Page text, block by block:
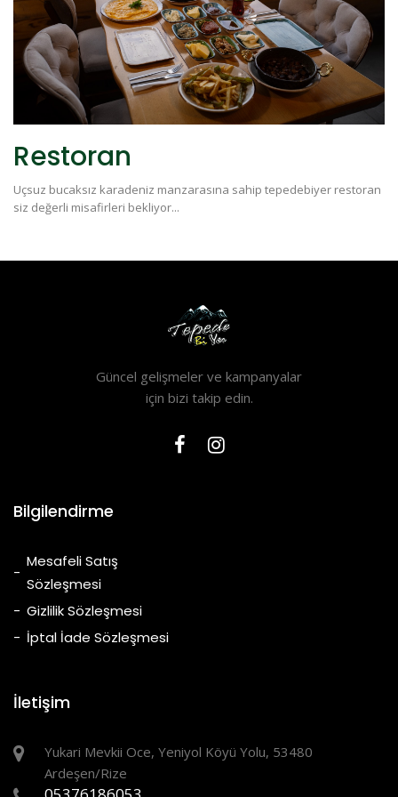
Restoran
Uçsuz bucaksız karadeniz manzarasına sahip tepedebiyer restoran
siz değerli misafirleri bekliyor...
Güncel gelişmeler ve kampanyalar
için bizi takip edin.
Bilgilendirme
Mesafeli Satış
Sözleşmesi
Gizlilik Sözleşmesi
İptal İade Sözleşmesi
İletişim
Yukari Mevkii Oce, Yeniyol Köyü Yolu, 53480
Ardeşen/Rize